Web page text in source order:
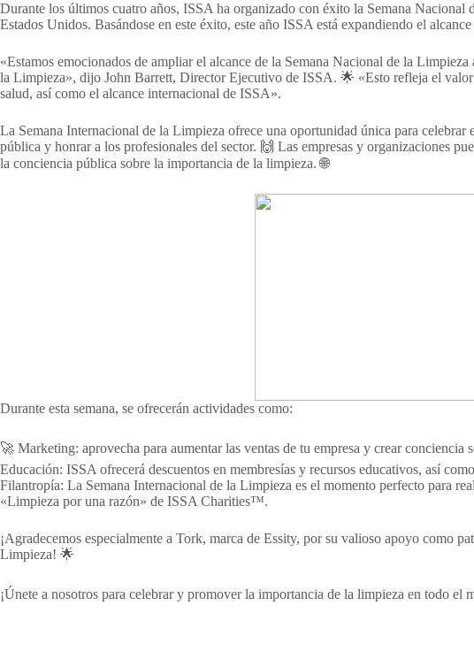
Durante los últimos cuatro años, ISSA ha organizado con éxito la Semana Nacional
Estados Unidos. Basándose en este éxito, este año ISSA está expandiendo el
«Estamos emocionados de ampliar el alcance de la Semana Nacional de la
la Limpieza», dijo John Barrett, Director Ejecutivo de ISSA. 🌟 «Esto refleja el
salud, así como el alcance internacional de ISSA».
La Semana Internacional de la Limpieza ofrece una oportunidad única para
pública y honrar a los profesionales del sector. 🙌 Las empresas y organizaciones
la conciencia pública sobre la importancia de la limpieza. 🌐
Durante esta semana, se ofrecerán actividades como:
🚀 Marketing: aprovecha para aumentar las ventas de tu empresa y crear
Educación: ISSA ofrecerá descuentos en membresías y recursos educativos, así
Filantropía: La Semana Internacional de la Limpieza es el momento perfecto para
«Limpieza por una razón» de ISSA Charities™.
¡Agradecemos especialmente a Tork, marca de Essity, por su valioso apoyo como
Limpieza! 🌟
¡Únete a nosotros para celebrar y promover la importancia de la limpieza en todo el